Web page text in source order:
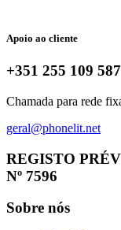
Apoio ao cliente
+351 255 109 587
Chamada para rede
geral@phonelit.net
REGISTO
Nº 7596
Sobre nós